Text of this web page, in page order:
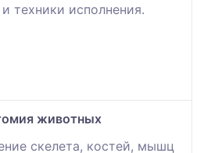
техники исполнения.
животных
скелета, костей, мышц